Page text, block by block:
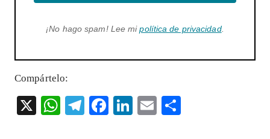
¡No hago spam! Lee mipolítica de privacidad.
Compártelo:
X
W T
F
Li E